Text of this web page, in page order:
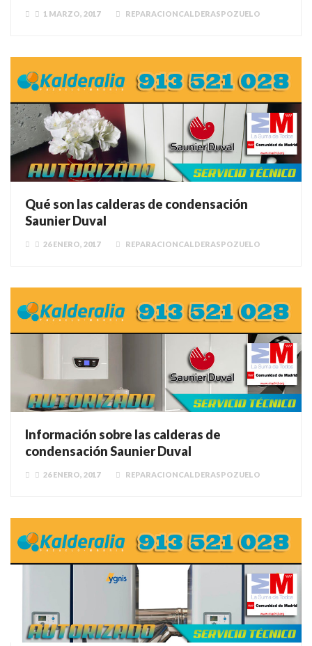
1 MARZO, 2017 REPARACIONCALDERASPOZUELO
Qué son las calderas de condensación
Saunier Duval
26 ENERO, 2017 REPARACIONCALDERASPOZUELO
Información sobre las calderas de
condensación Saunier Duval
26 ENERO, 2017 REPARACIONCALDERASPOZUELO